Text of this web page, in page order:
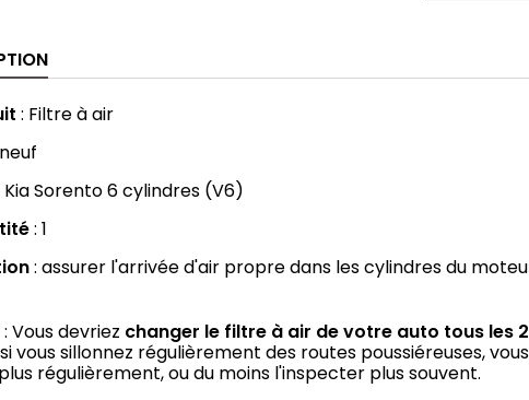
: Filtre à air
Kia Sorento 6 cylindres (V6)
: 1
: assurer l'arrivée d'air propre dans les cylindres du
: Vous devriez changer le filtre à air de votre auto tous les
vous sillonnez régulièrement des routes poussiéreuses,
régulièrement, ou du moins l'inspecter plus souvent.